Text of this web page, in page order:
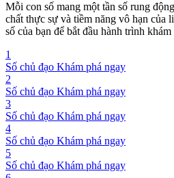
Mỗi con số mang một tần số rung
chất thực sự và tiềm năng vô hạn của
số của bạn để bắt đầu hành trình khám
1
Số chủ đạo Khám phá ngay
2
Số chủ đạo Khám phá ngay
3
Số chủ đạo Khám phá ngay
4
Số chủ đạo Khám phá ngay
5
Số chủ đạo Khám phá ngay